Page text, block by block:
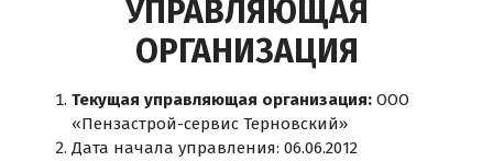
УПРАВЛЯЮЩАЯ
ОРГАНИЗАЦИЯ
Текущая управляющая организация: ООО
«Пензастрой-сервис Терновский»
Дата начала управления: 06.06.2012